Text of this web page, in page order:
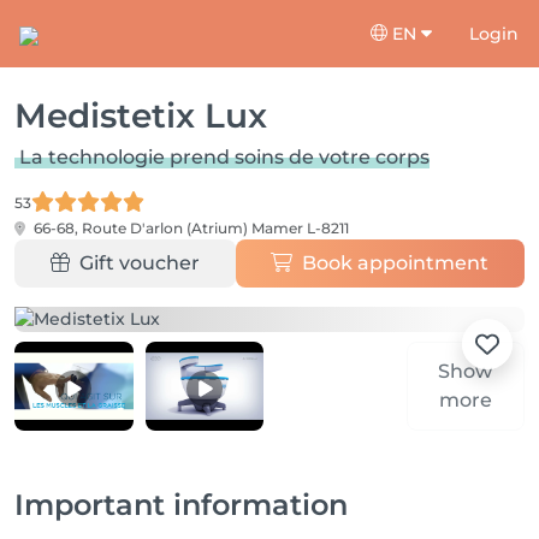
EN Login
Medistetix Lux
La technologie prend soins de votre corps
53
66-68, Route D'arlon (Atrium) Mamer L-8211
Gift voucher Book appointment
Show
more
Important information